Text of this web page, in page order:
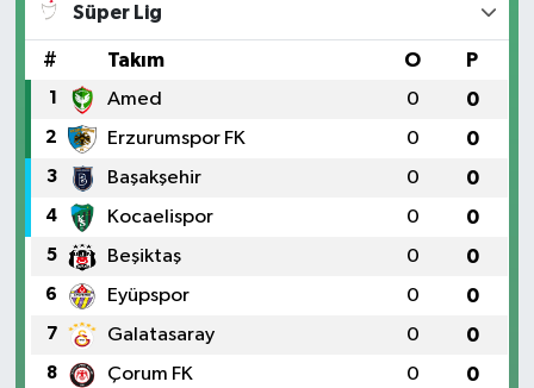
Süper Lig
# Takım O P
1 Amed 0 0
2 Erzurumspor FK 0 0
3 Başakşehir 0 0
4 Kocaelispor 0 0
5 Beşiktaş 0 0
6 Eyüpspor 0 0
7 Galatasaray 0 0
8 Çorum FK 0 0